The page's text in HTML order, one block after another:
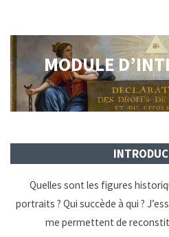
MODULE
Quelles sont les figures
portraits ? Qui succède à qui ?
me permettent de